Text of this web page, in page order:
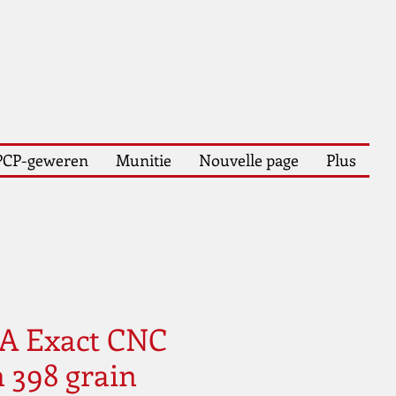
geweren Munitie Nouvelle page Plus
Exact CNC
398 grain